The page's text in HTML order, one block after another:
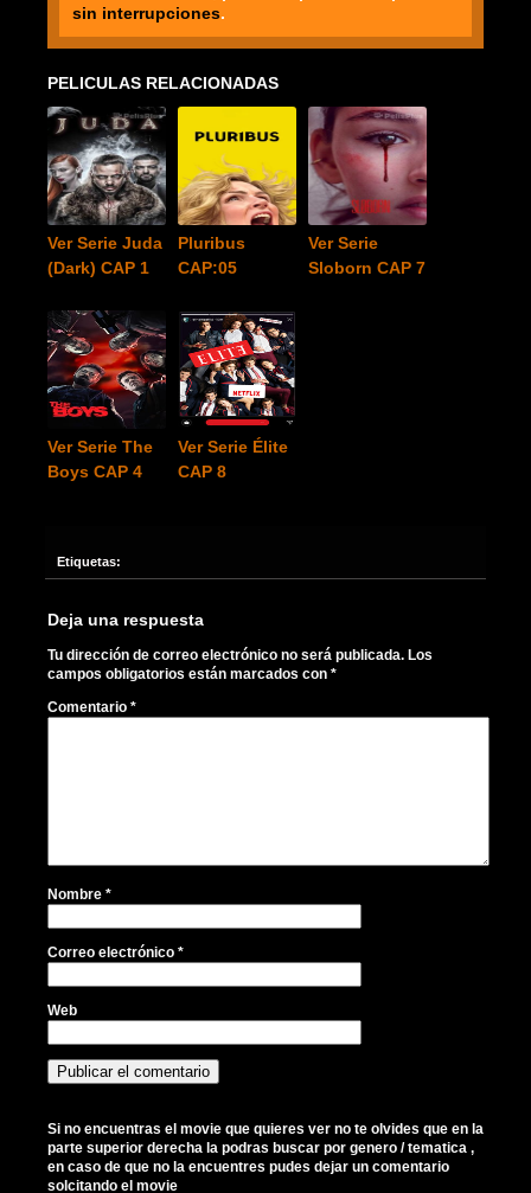
sin interrupciones.
PELICULAS RELACIONADAS
Ver Serie Juda
(Dark) CAP 1
Pluribus
CAP:05
Ver Serie
Sloborn CAP 7
Ver Serie The
Boys CAP 4
Ver Serie Élite
CAP 8
Etiquetas:
Deja una respuesta
Tu dirección de correo electrónico no será publicada. Los
campos obligatorios están marcados con *
Comentario *
Nombre *
Correo electrónico *
Web
Si no encuentras el movie que quieres ver no te olvides que en la
parte superior derecha la podras buscar por genero / tematica ,
en caso de que no la encuentres pudes dejar un comentario
solcitando el movie